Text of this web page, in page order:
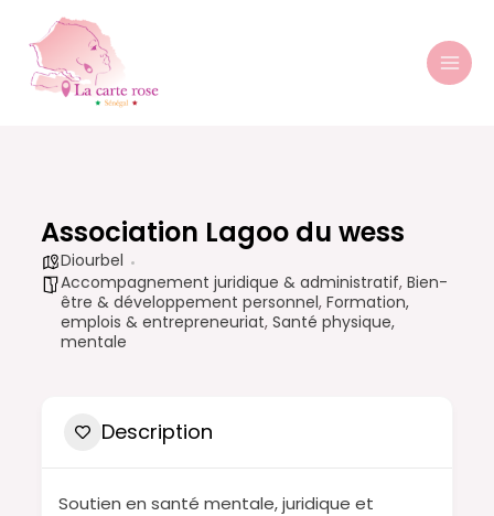
contenu
Association Lagoo du wess
Diourbel
Accompagnement juridique & administratif,Bien-
être & développement personnel,Formation,
emplois & entrepreneuriat,Santé physique,
mentale
Description
Soutien en santé mentale, juridique et